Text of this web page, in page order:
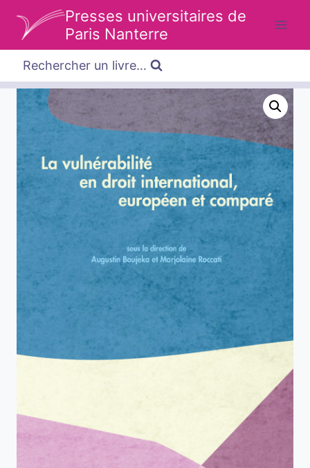
Presses universitaires de
Paris Nanterre
Rechercher un livre…